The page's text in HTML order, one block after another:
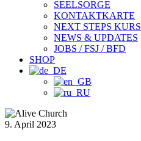
SEELSORGE
KONTAKTKARTE
NEXT STEPS KURS
NEWS & UPDATES
JOBS / FSJ / BFD
SHOP
9. April 2023